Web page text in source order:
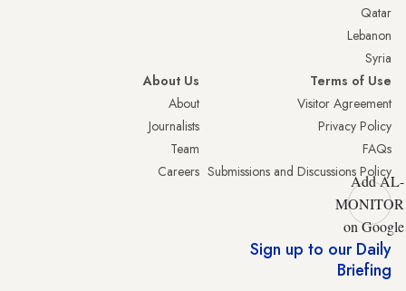
Qatar
Lebanon
Syria
Terms of Use
Visitor Agreement
Privacy Policy
FAQs
Submissions and Discussions Policy
About Us
About
Journalists
Team
Careers
Add AL-
MONITOR
on Google
Sign up to our Daily
Briefing